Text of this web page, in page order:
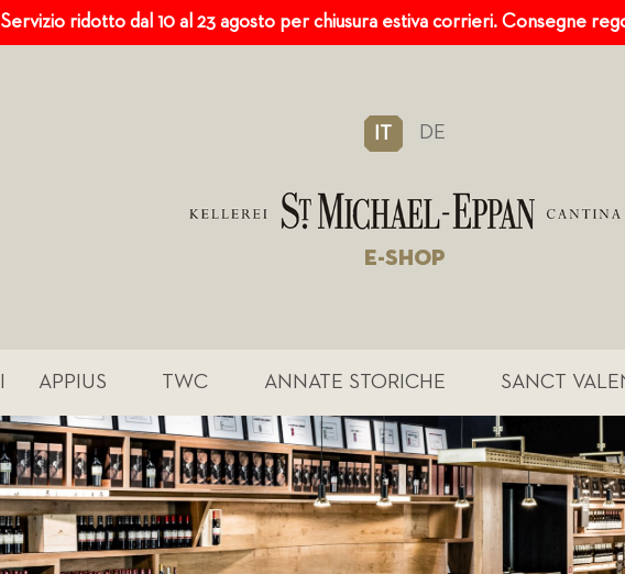
Servizio ridotto dal 10 al 23 agosto per chiusura estiva corrieri. Consegne
IT DE
E-SHOP
APPIUS TWC ANNATE STORICHE SANCT